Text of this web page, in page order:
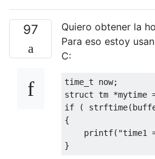
97
Quiero obtener la
Para eso estoy
C:
time_t now;
struct tm *mytime
if
( strftime(
{
    printf
( "time1
}